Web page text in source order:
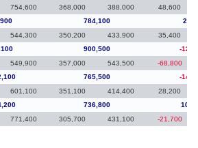
754,600 368,000 388,000 48,600
784,100
544,300 350,200 433,900 35,400
900,500
-
549,900 357,000 543,500 -68,800
765,500
-
601,100 351,100 414,400 28,200
736,800
771,400 305,700 431,100 -21,700